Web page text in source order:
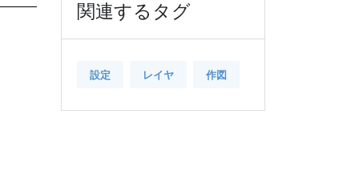
関連するタグ
設定 レイヤ 作図